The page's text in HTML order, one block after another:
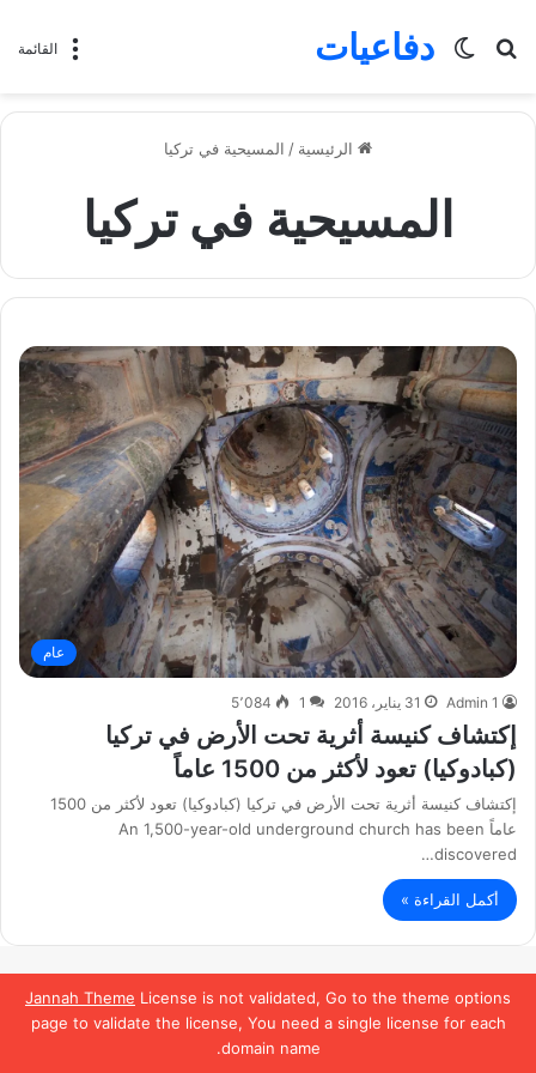
Jannah Theme License is not validated, Go to the theme options
page to validate the license, You need a single license for each
domain name.
القائمة دفاعيات
بحث
الوضع
الرئيسية / المسيحية في تركيا
المسيحية في تركيا
عام
Admin 1 31 يناير، 2016 1 5٬084
إكتشاف كنيسة أثرية تحت الأرض في تركيا
(كبادوكيا) تعود لأكثر من 1500 عاماً
إكتشاف كنيسة أثرية تحت الأرض في تركيا (كبادوكيا) تعود لأكثر من 1500
عاماً An 1,500-year-old underground church has been
discovered…
أكمل القراءة »